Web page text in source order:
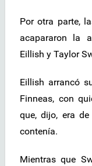
Por otra parte,
acapararon la
Eillish y Taylor
Eillish arrancó
Finneas, con
que, dijo, era
contenía.
Mientras que